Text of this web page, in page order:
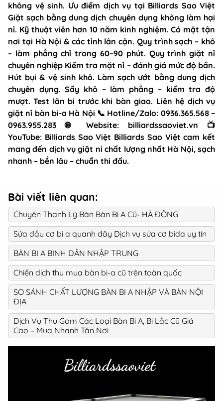
không vệ sinh. Ưu điểm dịch vụ tại Billiards Sao Việt
Giặt sạch bằng dung dịch chuyên dụng không làm hại
nỉ. Kỹ thuật viên hơn 10 năm kinh nghiệm. Có mặt tận
nơi tại Hà Nội & các tỉnh lân cận. Quy trình sạch – khô
– làm phẳng chỉ trong 60–90 phút. Quy trình giặt nỉ
chuyên nghiệp Kiểm tra mặt nỉ – đánh giá mức độ bẩn.
Hút bụi & vệ sinh khô. Làm sạch ướt bằng dung dịch
chuyên dụng. Sấy khô – làm phẳng – kiểm tra độ
mượt. Test lăn bi trước khi bàn giao. Liên hệ dịch vụ
giặt nỉ bàn bi-a Hà Nội 📞 Hotline/Zalo: 0936.365.568 –
0963.955.283 🌐 Website: billiardssaoviet.vn 📺
YouTube: Billiards Sao Việt Billiards Sao Việt cam kết
mang đến dịch vụ giặt nỉ chất lượng nhất Hà Nội, sạch
nhanh – bền lâu – chuẩn thi đấu.
Bài viết liên quan:
Chuyên Thanh Lý Bán Bàn Bi A Cũ- HÀ ĐÔNG
Sửa đầu cơ bi a quanh đây Dịch vụ sửa cơ bida uy tín
BÀN BI A BINH DÂN NHẬP TRUNG
Chiến dịch thu mua bàn bi-a cũ trên toàn quốc
SO SÁNH CHẤT LƯỢNG BÀN BI A NHẬP VÀ BÀN NỘI
ĐỊA
Dịch Vụ Thu Gom Các Loại Bàn Bi A, Bi Lắc Cũ Giá
Cao – Mua Nhanh Tận Nơi